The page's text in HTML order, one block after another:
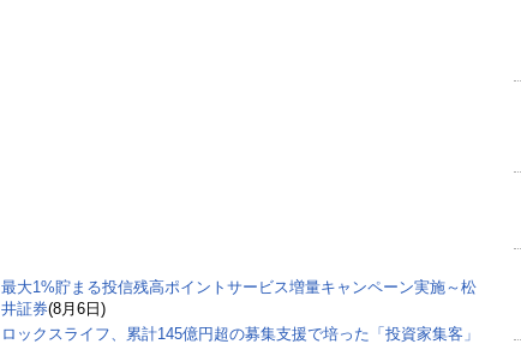
最大1%貯まる投信残高ポイントサービス増量キャンペーン実施～松
井証券(8月6日)
ロックスライフ、累計145億円超の募集支援で培った「投資家集客」